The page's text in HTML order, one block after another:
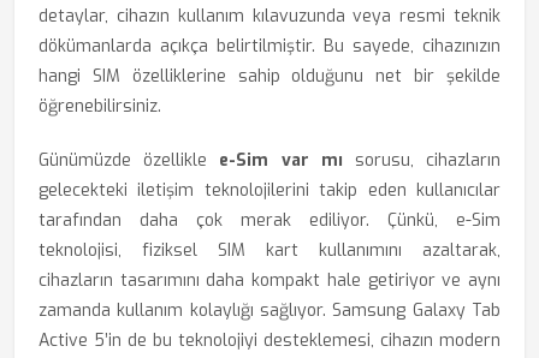
detaylar, cihazın kullanım kılavuzunda veya resmi teknik
dökümanlarda açıkça belirtilmiştir. Bu sayede, cihazınızın
hangi SIM özelliklerine sahip olduğunu net bir şekilde
öğrenebilirsiniz.
Günümüzde özellikle e-Sim var mı sorusu, cihazların
gelecekteki iletişim teknolojilerini takip eden kullanıcılar
tarafından daha çok merak ediliyor. Çünkü, e-Sim
teknolojisi, fiziksel SIM kart kullanımını azaltarak,
cihazların tasarımını daha kompakt hale getiriyor ve aynı
zamanda kullanım kolaylığı sağlıyor. Samsung Galaxy Tab
Active 5’in de bu teknolojiyi desteklemesi, cihazın modern